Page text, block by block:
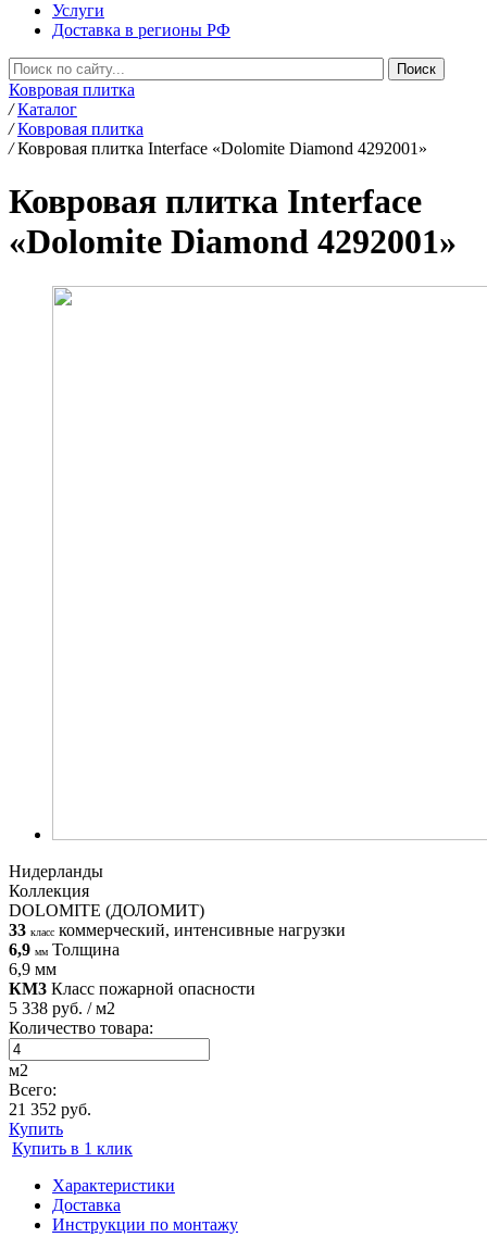
Услуги
Доставка в регионы РФ
Ковровая плитка
/ Каталог
/ Ковровая плитка
/ Ковровая плитка Interface «Dolomite Diamond 4292001»
Ковровая плитка Interface
«Dolomite Diamond 4292001»
Нидерланды
Коллекция
DOLOMITE (ДОЛОМИТ)
33 класс коммерческий, интенсивные нагрузки
6,9 мм Толщина
6,9 мм
КМ3 Класс пожарной опасности
5 338 руб. / м2
Количество товара:
м2
Всего:
21 352 руб.
Купить
Купить в 1 клик
Характеристики
Доставка
Инструкции по монтажу